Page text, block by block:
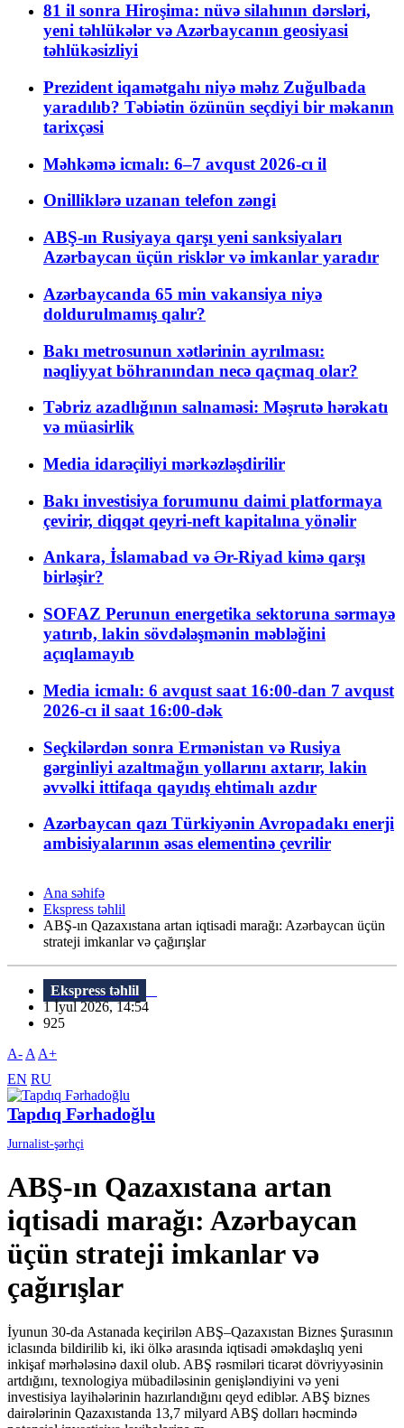
81 il sonra Hiroşima: nüvə silahının dərsləri,
yeni təhlükələr və Azərbaycanın geosiyasi
təhlükəsizliyi
Prezident iqamətgahı niyə məhz Zuğulbada
yaradılıb? Təbiətin özünün seçdiyi bir məkanın
tarixçəsi
Məhkəmə icmalı: 6–7 avqust 2026-cı il
Onilliklərə uzanan telefon zəngi
ABŞ-ın Rusiyaya qarşı yeni sanksiyaları
Azərbaycan üçün risklər və imkanlar yaradır
Azərbaycanda 65 min vakansiya niyə
doldurulmamış qalır?
Bakı metrosunun xətlərinin ayrılması:
nəqliyyat böhranından necə qaçmaq olar?
Təbriz azadlığının salnaməsi: Məşrutə hərəkatı
və müasirlik
Media idarəçiliyi mərkəzləşdirilir
Bakı investisiya forumunu daimi platformaya
çevirir, diqqət qeyri-neft kapitalına yönəlir
Ankara, İslamabad və Ər-Riyad kimə qarşı
birləşir?
SOFAZ Perunun energetika sektoruna sərmayə
yatırıb, lakin sövdələşmənin məbləğini
açıqlamayıb
Media icmalı: 6 avqust saat 16:00-dan 7 avqust
2026-cı il saat 16:00-dək
Seçkilərdən sonra Ermənistan və Rusiya
gərginliyi azaltmağın yollarını axtarır, lakin
əvvəlki ittifaqa qayıdış ehtimalı azdır
Azərbaycan qazı Türkiyənin Avropadakı enerji
ambisiyalarının əsas elementinə çevrilir
Ana səhifə
Ekspress təhlil
ABŞ-ın Qazaxıstana artan iqtisadi marağı: Azərbaycan üçün
strateji imkanlar və çağırışlar
Ekspress təhlil
1 İyul 2026, 14:54
925
A- A A+
EN RU
Tapdıq Fərhadoğlu
Jurnalist-şərhçi
ABŞ-ın Qazaxıstana artan
iqtisadi marağı: Azərbaycan
üçün strateji imkanlar və
çağırışlar
İyunun 30-da Astanada keçirilən ABŞ–Qazaxıstan Biznes Şurasının
iclasında bildirilib ki, iki ölkə arasında iqtisadi əməkdaşlıq yeni
inkişaf mərhələsinə daxil olub. ABŞ rəsmiləri ticarət dövriyyəsinin
artdığını, texnologiya mübadiləsinin genişləndiyini və yeni
investisiya layihələrinin hazırlandığını qeyd ediblər. ABŞ biznes
dairələrinin Qazaxıstanda 13,7 milyard ABŞ dolları həcmində